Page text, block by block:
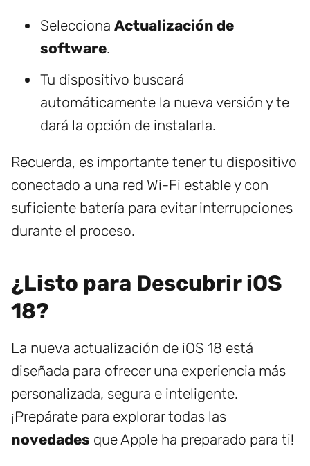
Selecciona Actualización de
software.
Tu dispositivo buscará
automáticamente la nueva versión y te
dará la opción de instalarla.
Recuerda, es importante tener tu dispositivo
conectado a una red Wi-Fi estable y con
suficiente batería para evitar interrupciones
durante el proceso.
¿Listo para Descubrir iOS
18?
La nueva actualización de iOS 18 está
diseñada para ofrecer una experiencia más
personalizada, segura e inteligente.
¡Prepárate para explorar todas las
novedades que Apple ha preparado para ti!